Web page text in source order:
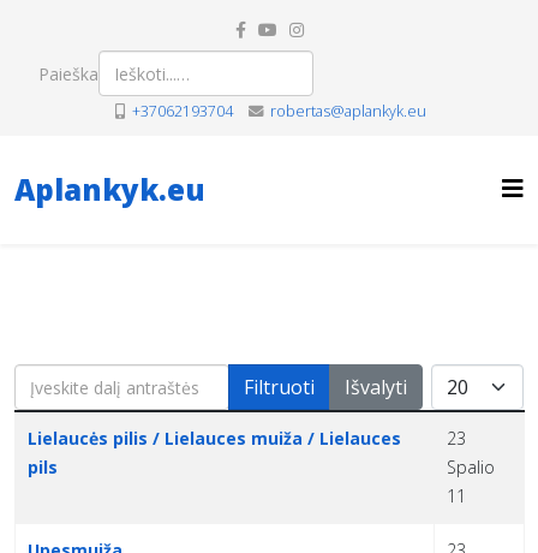
Paieška
+37062193704 robertas@aplankyk.eu
Aplankyk.eu
Įveskite dalį antraštės Filtruoti Išvalyti Rodyti po
Pavadinimas Sukūrimo data
Lielaucės pilis / Lielauces muiža / Lielauces
pils
23
Spalio
11